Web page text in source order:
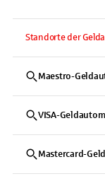
Standorte der
Maestro-
VISA-
Mastercard-